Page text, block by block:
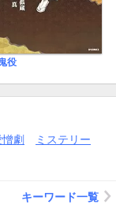
鬼役
劇
ミステリー
キーワード一覧